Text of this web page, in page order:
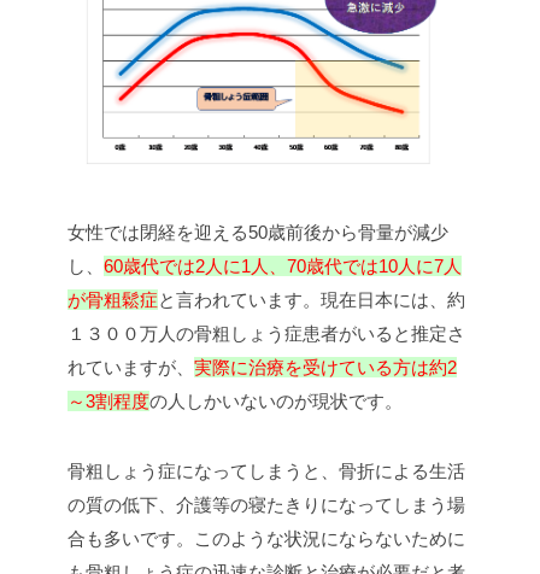
女性では閉経を迎える50歳前後から骨量が減少
し、 60歳代では2人に1人、70歳代では10人に7人
が骨粗鬆症と言われています。現在日本には、約
１３００万人の骨粗しょう症患者がいると推定さ
れていますが、 実際に治療を受けている方は約2
～3割程度の人しかいないのが現状です。
骨粗しょう症になってしまうと、骨折による生活
の質の低下、介護等の寝たきりになってしまう場
合も多いです。このような状況にならないために